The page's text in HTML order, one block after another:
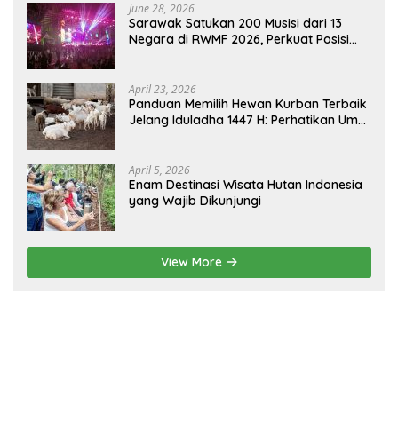
June 28, 2026
Sarawak Satukan 200 Musisi dari 13
Negara di RWMF 2026, Perkuat Posisi
April 23, 2026
Panduan Memilih Hewan Kurban Terbaik
Jelang Iduladha 1447 H: Perhatikan Umur
April 5, 2026
Enam Destinasi Wisata Hutan Indonesia
yang Wajib Dikunjungi
View More